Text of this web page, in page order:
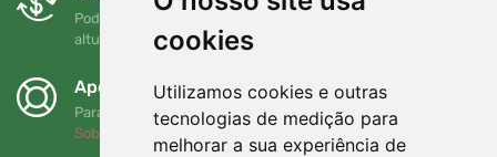
cookies
Utilizamos cookies e outras
tecnologias de medição para
melhorar a sua experiência de
Pode devolver ou trocar a sua encomenda em qualquer
altura no prazo de 90 dias
Apoiamos a Trees.org
Para cada encomenda plantamos uma árvore! Leia mais
Sobre nós